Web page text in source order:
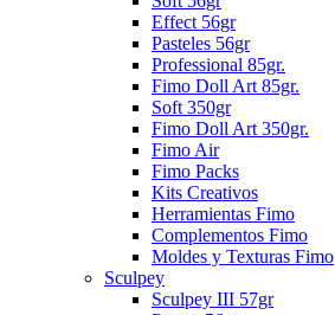
Effect 56gr
Pasteles 56gr
Professional 85gr.
Fimo Doll Art 85gr.
Soft 350gr
Fimo Doll Art 350gr.
Fimo Air
Fimo Packs
Kits Creativos
Herramientas Fimo
Complementos Fimo
Moldes y Texturas Fimo
Sculpey
Sculpey III 57gr